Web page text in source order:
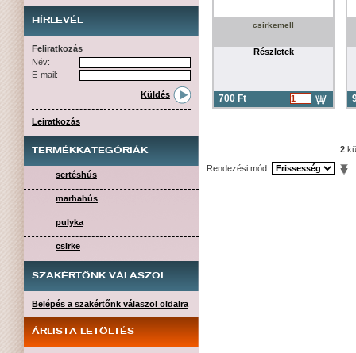
HÍRLEVÉL
Feliratkozás
Név:
E-mail:
Küldés
Leiratkozás
TERMÉKKATEGÓRIÁK
sertéshús
marhahús
pulyka
csirke
SZAKÉRTŐNK VÁLASZOL
Belépés a szakértőnk válaszol oldalra
ÁRLISTA LETÖLTÉS
csirkemell
Részletek
700 Ft
2
Rendezési mód: